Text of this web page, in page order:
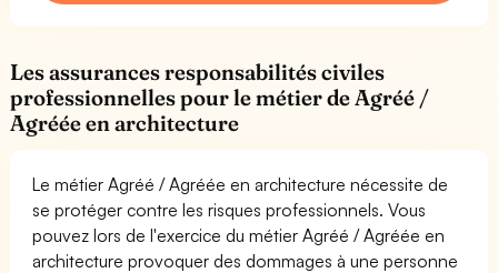
Les assurances responsabilités civiles
professionnelles pour le métier de Agréé /
Agréée en architecture
Le métier Agréé / Agréée en architecture nécessite de
se protéger contre les risques professionnels. Vous
pouvez lors de l'exercice du métier Agréé / Agréée en
architecture provoquer des dommages à une personne